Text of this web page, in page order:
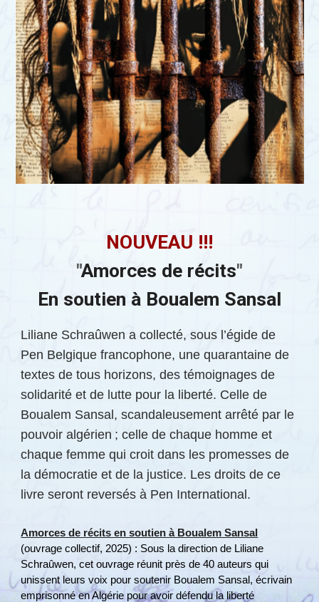
NOUVEAU !!!
"Amorces de récits"
En soutien à Boualem Sansal
Liliane Schraûwen a collecté, sous l’égide de
Pen Belgique francophone, une quarantaine de
textes de tous horizons, des témoignages de
solidarité et de lutte pour la liberté. Celle de
Boualem Sansal, scandaleusement arrêté par le
pouvoir algérien ; celle de chaque homme et
chaque femme qui croit dans les promesses de
la démocratie et de la justice. Les droits de ce
livre seront reversés à Pen International.
Amorces de récits en soutien à Boualem Sansal
(ouvrage collectif, 2025) : Sous la direction de Liliane
Schraûwen, cet ouvrage réunit près de 40 auteurs qui
unissent leurs voix pour soutenir Boualem Sansal, écrivain
emprisonné en Algérie pour avoir défendu la liberté